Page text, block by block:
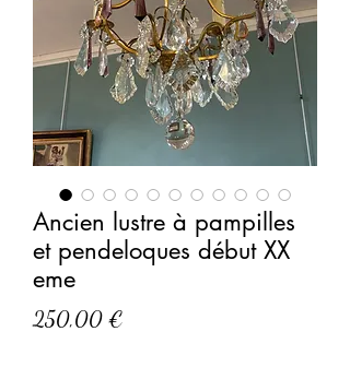
Ancien lustre à pampilles
et pendeloques début XX
eme
250,00 €